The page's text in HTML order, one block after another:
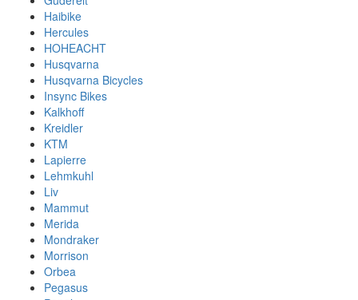
Haibike
Hercules
HOHEACHT
Husqvarna
Husqvarna Bicycles
Insync Bikes
Kalkhoff
Kreidler
KTM
Lapierre
Lehmkuhl
Liv
Mammut
Merida
Mondraker
Morrison
Orbea
Pegasus